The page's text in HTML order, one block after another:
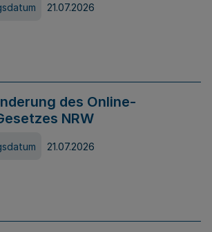
21.07.2026
des Online-
NRW
21.07.2026